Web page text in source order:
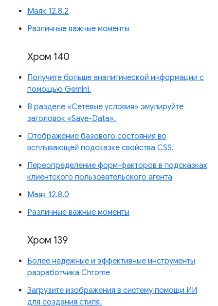
Маяк 12.8.2
Различные важные моменты
Хром 140
Получите больше аналитической информации с
помощью Gemini.
В разделе «Сетевые условия» эмулируйте
заголовок «Save-Data».
Отображение базового состояния во
всплывающей подсказке свойства CSS.
Переопределение форм-факторов в подсказках
клиентского пользовательского агента
Маяк 12.8.0
Различные важные моменты
Хром 139
Более надежные и эффективные инструменты
разработчика Chrome
Загрузите изображения в систему помощи ИИ
для создания стиля.